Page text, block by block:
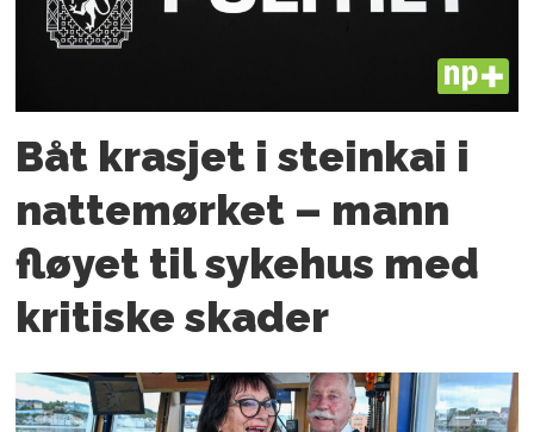
PLUS
Båt krasjet i steinkai i
nattemørket – mann
fløyet til sykehus med
kritiske skader